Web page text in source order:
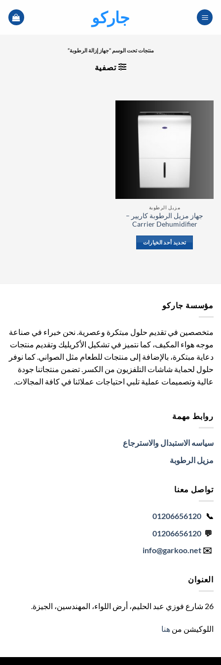
للمحتوى
جاركو
منتجات تحت الوسم “جهاز إزالة الرطوبة”
تصفية
مزيل الرطوبة
جهاز مزيل الرطوبة كاريير –
Carrier Dehumidifier
تحديد أحد الخيارات
لهذا
اختيار
الخيارات
على
صفحة
المنتج
مؤسسة جاركو
متخصصين في تقديم حلول مبتكرة وعصرية. نحن خبراء في صناعة
موجه هواء المكيف، كما نتميز في تشكيل الأكريليك وتقديم منتجات
دعاية مبتكرة، بالإضافة إلى منتجات للطعام مثل الصواني. كما نوفر
حلول لحماية شاشات التلفزيون من الكسر. تضمن منتجاتنا جودة
عالية وتصميمات عملية تلبي احتياجات عملائنا في كافة المجالات.
روابط مهمة
سياسه الاستبدال والاسترجاع
مزيل الرطوبة
تواصل معنا
📞
01206656120
💬
01206656120
✉️
info@garkoo.net
العنوان
26 شارع فوزي عبد الحليم، أرض اللواء، المهندسين، الجيزة .
اللوكيشن من هنا